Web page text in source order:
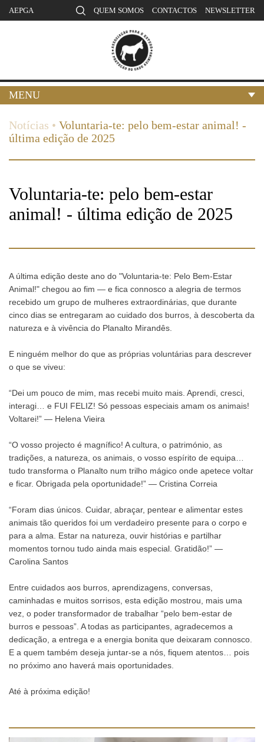
AEPGA QUEM SOMOS CONTACTOS NEWSLETTER
Notícias • Voluntaria-te: pelo bem-estar animal! -
última edição de 2025
Voluntaria-te: pelo bem-estar
animal! - última edição de 2025
A última edição deste ano do "Voluntaria-te: Pelo Bem-Estar
Animal!" chegou ao fim — e fica connosco a alegria de termos
recebido um grupo de mulheres extraordinárias, que durante
cinco dias se entregaram ao cuidado dos burros, à descoberta da
natureza e à vivência do Planalto Mirandês.
E ninguém melhor do que as próprias voluntárias para descrever
o que se viveu:
“Dei um pouco de mim, mas recebi muito mais. Aprendi, cresci,
interagi… e FUI FELIZ! Só pessoas especiais amam os animais!
Voltarei!” — Helena Vieira
“O vosso projecto é magnífico! A cultura, o património, as
tradições, a natureza, os animais, o vosso espírito de equipa…
tudo transforma o Planalto num trilho mágico onde apetece voltar
e ficar. Obrigada pela oportunidade!” — Cristina Correia
“Foram dias únicos. Cuidar, abraçar, pentear e alimentar estes
animais tão queridos foi um verdadeiro presente para o corpo e
para a alma. Estar na natureza, ouvir histórias e partilhar
momentos tornou tudo ainda mais especial. Gratidão!” —
Carolina Santos
Entre cuidados aos burros, aprendizagens, conversas,
caminhadas e muitos sorrisos, esta edição mostrou, mais uma
vez, o poder transformador de trabalhar “pelo bem-estar de
burros e pessoas”. A todas as participantes, agradecemos a
dedicação, a entrega e a energia bonita que deixaram connosco.
E a quem também deseja juntar-se a nós, fiquem atentos… pois
no próximo ano haverá mais oportunidades.
Até à próxima edição!
MENU